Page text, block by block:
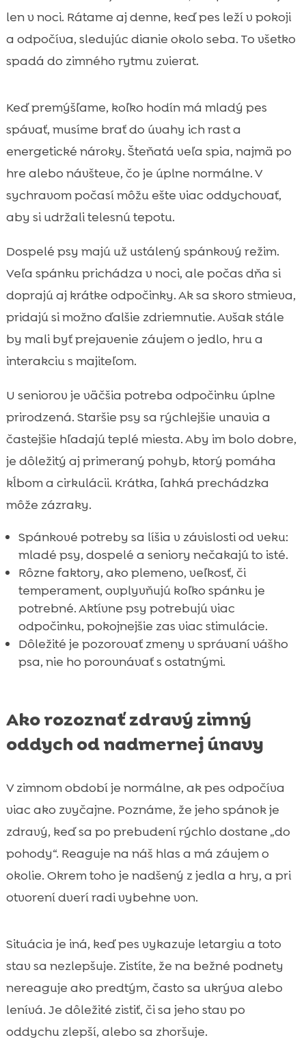
len v noci. Rátame aj denne, keď pes leží v pokoji
a odpočíva, sledujúc dianie okolo seba. To všetko
spadá do zimného rytmu zvierat.
Keď premýšľame, koľko hodín má mladý pes
spávať, musíme brať do úvahy ich rast a
energetické nároky. Šteňatá veľa spia, najmä po
hre alebo návšteve, čo je úplne normálne. V
sychravom počasí môžu ešte viac oddychovať,
aby si udržali telesnú tepotu.
Dospelé psy majú už ustálený spánkový režim.
Veľa spánku prichádza v noci, ale počas dňa si
doprajú aj krátke odpočinky. Ak sa skoro stmieva,
pridajú si možno ďalšie zdriemnutie. Avšak stále
by mali byť prejavenie záujem o jedlo, hru a
interakciu s majiteľom.
U seniorov je väčšia potreba odpočinku úplne
prirodzená. Staršie psy sa rýchlejšie unavia a
častejšie hľadajú teplé miesta. Aby im bolo dobre,
je dôležitý aj primeraný pohyb, ktorý pomáha
kĺbom a cirkulácii. Krátka, ľahká prechádzka
môže zázraky.
Spánkové potreby sa líšia v závislosti od veku:
mladé psy, dospelé a seniory nečakajú to isté.
Rôzne faktory, ako plemeno, veľkosť, či
temperament, ovplyvňujú koľko spánku je
potrebné. Aktívne psy potrebujú viac
odpočinku, pokojnejšie zas viac stimulácie.
Dôležité je pozorovať zmeny v správaní vášho
psa, nie ho porovnávať s ostatnými.
Ako rozoznať zdravý zimný
oddych od nadmernej únavy
V zimnom období je normálne, ak pes odpočíva
viac ako zvyčajne. Poznáme, že jeho spánok je
zdravý, keď sa po prebudení rýchlo dostane „do
pohody“. Reaguje na náš hlas a má záujem o
okolie. Okrem toho je nadšený z jedla a hry, a pri
otvorení dverí radi vybehne von.
Situácia je iná, keď pes vykazuje letargiu a toto
stav sa nezlepšuje. Zistíte, že na bežné podnety
nereaguje ako predtým, často sa ukrýva alebo
lenívá. Je dôležité zistiť, či sa jeho stav po
oddychu zlepší, alebo sa zhoršuje.